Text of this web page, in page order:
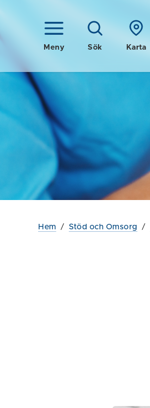
Meny Sök Karta
Hem / Stöd och Omsorg /